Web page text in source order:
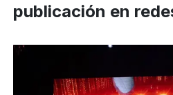
publicación en